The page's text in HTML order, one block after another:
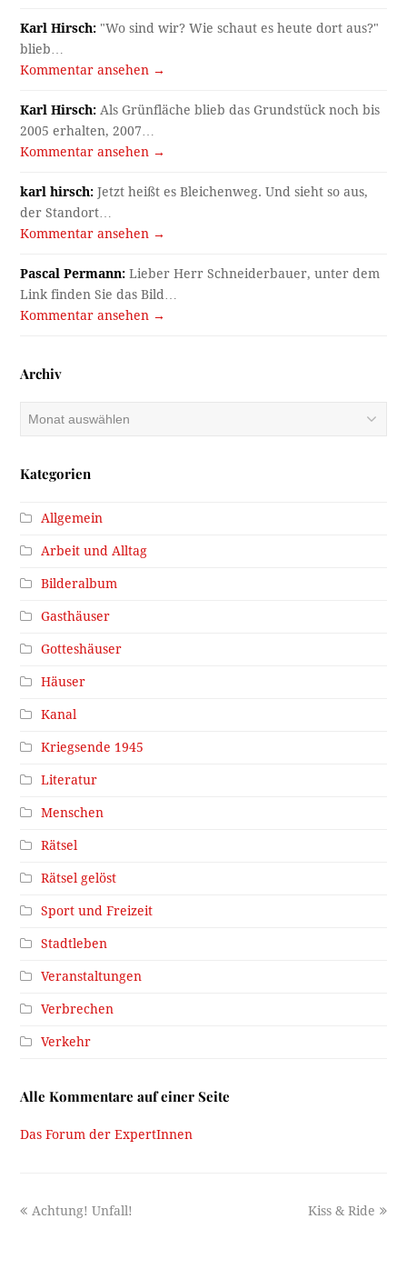
Karl Hirsch: "Wo sind wir? Wie schaut es heute dort aus?"
blieb…
Kommentar ansehen →
Karl Hirsch: Als Grünfläche blieb das Grundstück noch bis
2005 erhalten, 2007…
Kommentar ansehen →
karl hirsch: Jetzt heißt es Bleichenweg. Und sieht so aus,
der Standort…
Kommentar ansehen →
Pascal Permann: Lieber Herr Schneiderbauer, unter dem
Link finden Sie das Bild…
Kommentar ansehen →
Archiv
Kategorien
Allgemein
Arbeit und Alltag
Bilderalbum
Gasthäuser
Gotteshäuser
Häuser
Kanal
Kriegsende 1945
Literatur
Menschen
Rätsel
Rätsel gelöst
Sport und Freizeit
Stadtleben
Veranstaltungen
Verbrechen
Verkehr
Alle Kommentare auf einer Seite
Das Forum der ExpertInnen
previous
Achtung! Unfall!
next
Kiss & Ride